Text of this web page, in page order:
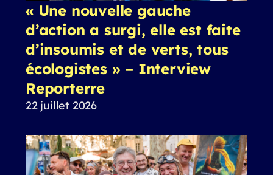
« Une nouvelle gauche
d’action a surgi, elle est faite
d’insoumis et de verts, tous
écologistes » – Interview
Reporterre
22 juillet 2026